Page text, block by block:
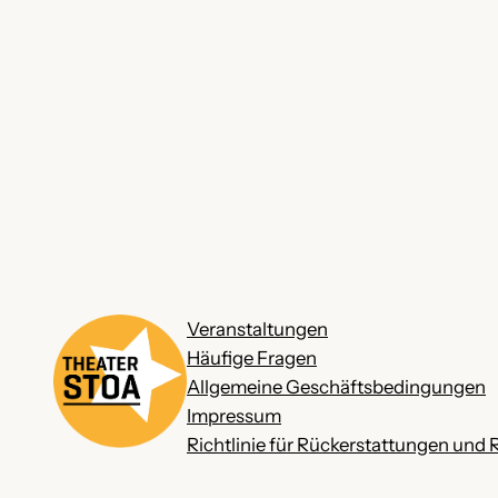
Veranstaltungen
Häufige Fragen
Allgemeine Geschäftsbedingungen
Impressum
Richtlinie für Rückerstattungen und